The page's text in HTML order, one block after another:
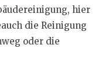
hier
die Reinigung
oder die